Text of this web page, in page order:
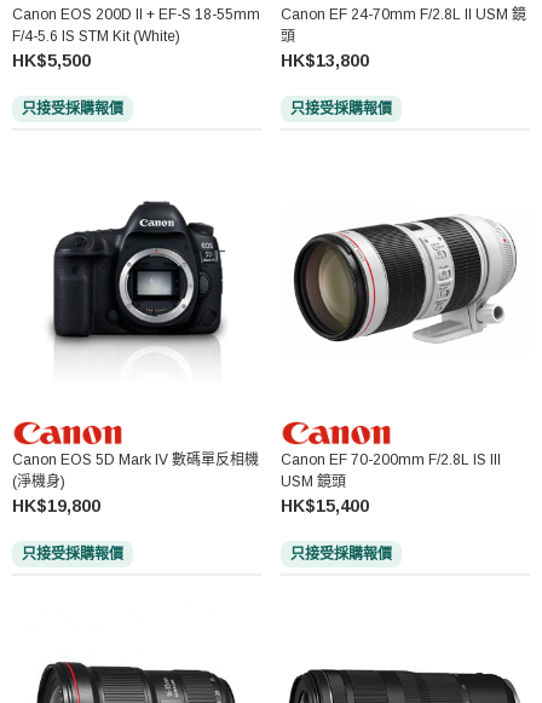
Canon EOS 200D II + EF-S 18-55mm
F/4-5.6 IS STM Kit (White)
HK$5,500
只接受採購報價
Canon EF 24-70mm F/2.8L II USM 鏡
頭
HK$13,800
只接受採購報價
Canon EOS 5D Mark IV 數碼單反相機
(淨機身)
HK$19,800
只接受採購報價
Canon EF 70-200mm F/2.8L IS III
USM 鏡頭
HK$15,400
只接受採購報價